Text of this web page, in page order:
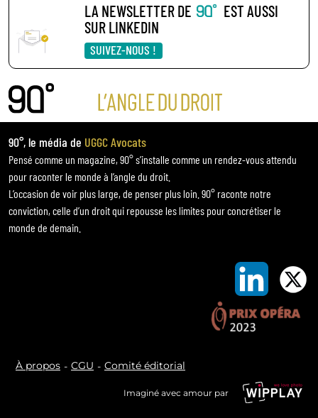
LA NEWSLETTER DE
EST AUSSI
SUR LINKEDIN
SUIVEZ-NOUS !
90°, le média de UGGC Avocats
Pensé comme un magazine, 90° s’installe comme un rendez-vous attendu
pour raconter le monde à l’angle du droit.
L’occasion de voir plus large, de penser plus loin. 90° raconte notre
conviction, celle d’un droit qui repousse les limites pour concrétiser le
monde de demain.
À propos CGU Comité éditorial
Imaginé avec amour par